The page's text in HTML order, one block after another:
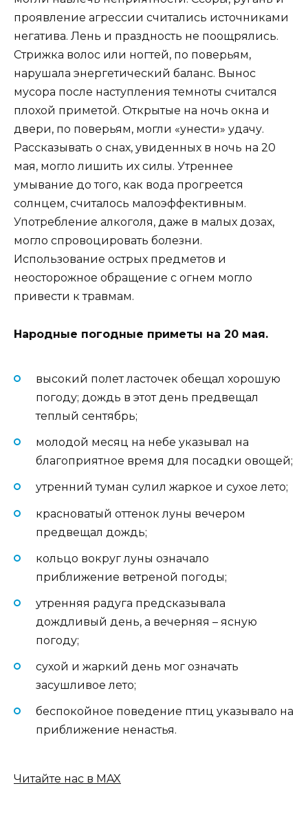
проявление агрессии считались источниками
негатива. Лень и праздность не поощрялись.
Стрижка волос или ногтей, по поверьям,
нарушала энергетический баланс. Вынос
мусора после наступления темноты считался
плохой приметой. Открытые на ночь окна и
двери, по поверьям, могли «унести» удачу.
Рассказывать о снах, увиденных в ночь на 20
мая, могло лишить их силы. Утреннее
умывание до того, как вода прогреется
солнцем, считалось малоэффективным.
Употребление алкоголя, даже в малых дозах,
могло спровоцировать болезни.
Использование острых предметов и
неосторожное обращение с огнем могло
привести к травмам.
Народные погодные приметы на 20 мая.
высокий полет ласточек обещал хорошую
погоду; дождь в этот день предвещал
теплый сентябрь;
молодой месяц на небе указывал на
благоприятное время для посадки овощей;
утренний туман сулил жаркое и сухое лето;
красноватый оттенок луны вечером
предвещал дождь;
кольцо вокруг луны означало
приближение ветреной погоды;
утренняя радуга предсказывала
дождливый день, а вечерняя – ясную
погоду;
сухой и жаркий день мог означать
засушливое лето;
беспокойное поведение птиц указывало на
приближение ненастья.
Читайте нас в MAX